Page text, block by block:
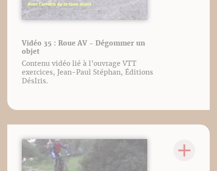
Vidéo 35 : Roue AV - Dégommer un
objet
Contenu vidéo lié à l’ouvrage VTT
exercices, Jean-Paul Stéphan, Éditions
DésIris.